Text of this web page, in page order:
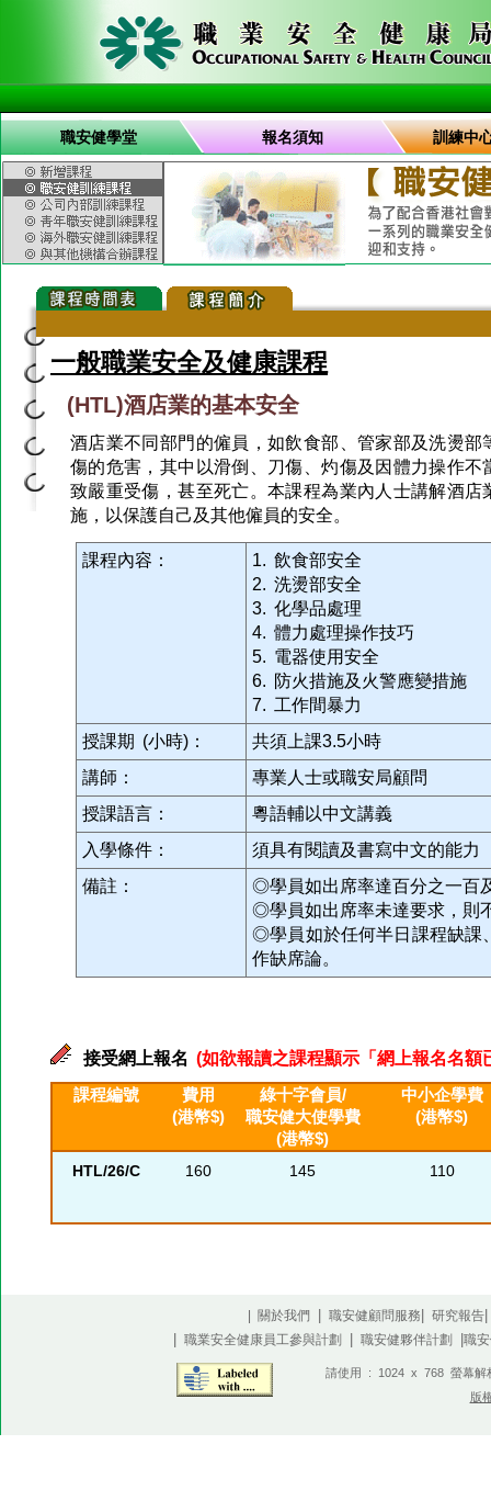
職安健學堂 報名須知 訓練中
一般職業安全及健康課程
(HTL)酒店業的基本安全
酒店業不同部門的僱員，如飲食部、管家部及洗燙
傷的危害，其中以滑倒、刀傷、灼傷及因體力操作
致嚴重受傷，甚至死亡。本課程為業內人士講解酒
施，以保護自己及其他僱員的安全。
課程內容：
1. 飲食部安全
2. 洗燙部安全
3. 化學品處理
4. 體力處理操作技巧
5. 電器使用安全
6. 防火措施及火警應變措施
7. 工作間暴力
授課期 (小時)：
共須上課3.5小時
講師：
專業人士或職安局顧問
授課語言：
粵語輔以中文講義
入學條件：
須具有閱讀及書寫中文的能力
備註：
◎學員如出席率達百分之一百
◎學員如出席率未達要求，則
◎學員如於任何半日課程缺課
作缺席論。
接受網上報名 (如欲報讀之課程顯示「網上報名名
課程編號
費用
(港幣$)
綠十字會員/
職安健大使學費
(港幣$)
中小企學費
(港幣$)
HTL/26/C 160 145 110
| 關於我們| 職安健顧問服務 研究報告
職業安全健康員工參與計劃 職安健夥伴計劃 職
請使用 : 1024 x 768 螢幕解
版